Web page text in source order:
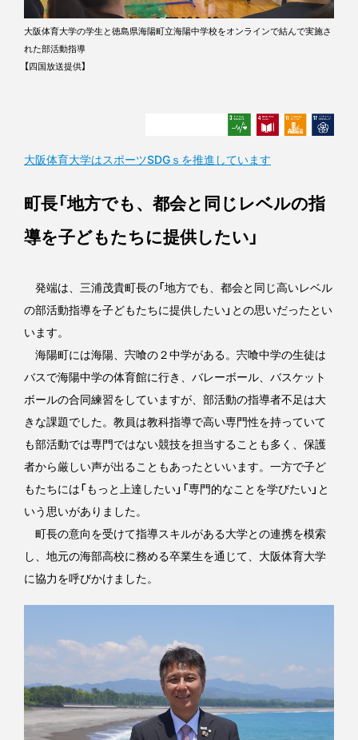
大阪体育大学の学生と徳島県海陽町立海陽中学校をオンラインで結んで実施さ
れた部活動指導
【四国放送提供】
大阪体育大学はスポーツSDGｓを推進しています
町長「地方でも、都会と同じレベルの指
導を子どもたちに提供したい」
発端は、三浦茂貴町長の「地方でも、都会と同じ高いレベル
の部活動指導を子どもたちに提供したい」との思いだったとい
います。
海陽町には海陽、宍喰の２中学がある。宍喰中学の生徒は
バスで海陽中学の体育館に行き、バレーボール、バスケット
ボールの合同練習をしていますが、部活動の指導者不足は大
きな課題でした。教員は教科指導で高い専門性を持っていて
も部活動では専門ではない競技を担当することも多く、保護
者から厳しい声が出ることもあったといいます。一方で子ど
もたちには「もっと上達したい」「専門的なことを学びたい」と
いう思いがありました。
町長の意向を受けて指導スキルがある大学との連携を模索
し、地元の海部高校に務める卒業生を通じて、大阪体育大学
に協力を呼びかけました。